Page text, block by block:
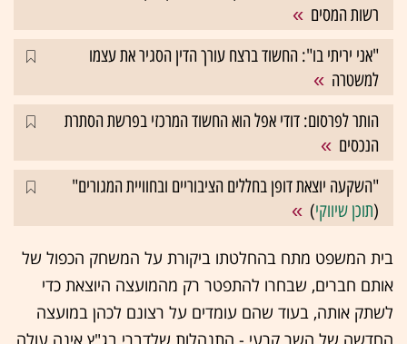
רשות המסים
"אני יריתי בו": החשוד ברצח עורך הדין הסגיר את עצמו
למשטרה
הותר לפרסום: דודי אפל הוא החשוד המרכזי בפרשת הסתרת
הנכסים
"השקעה יוצאת דופן בחללים הציבוריים ובחוויית המגורים"
(תוכן שיווקי)
בית המשפט מתח בהחלטתו ביקורת על המשחק הכפול של
אותם חברים, שבחרו להתפטר רק מהמועצה היוצאת כדי
לשתק אותה, בעוד שהם עומדים על רצונם לכהן במועצה